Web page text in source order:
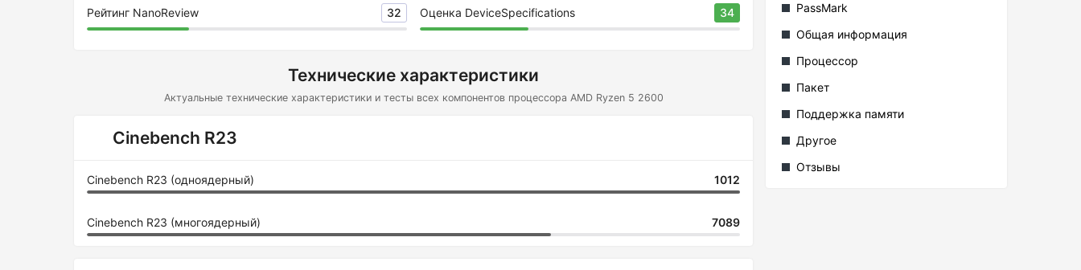
Рейтинг NanoReview 32 Оценка DeviceSpecifications 34
Технические характеристики
Актуальные технические характеристики и тесты всех компонентов процессора AMD Ryzen 5 2600
Cinebench R23
Cinebench R23 (одноядерный) 1012
Cinebench R23 (многоядерный) 7089
PassMark
Общая информация
Процессор
Пакет
Поддержка памяти
Другое
Отзывы